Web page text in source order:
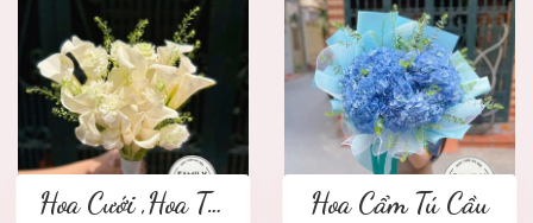
Hoa Cưới ,Hoa Tay Cầm Cô Dâu Hoa Cẩm Tú Cầu